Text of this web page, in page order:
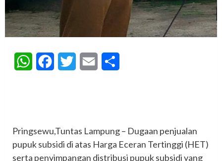
WhatsAppFacebookTwitter Email
‎Pringsewu,Tuntas Lampung – Dugaan penjualan
pupuk subsidi di atas Harga Eceran Tertinggi (HET)
serta penyimpangan distribusi pupuk subsidi yang